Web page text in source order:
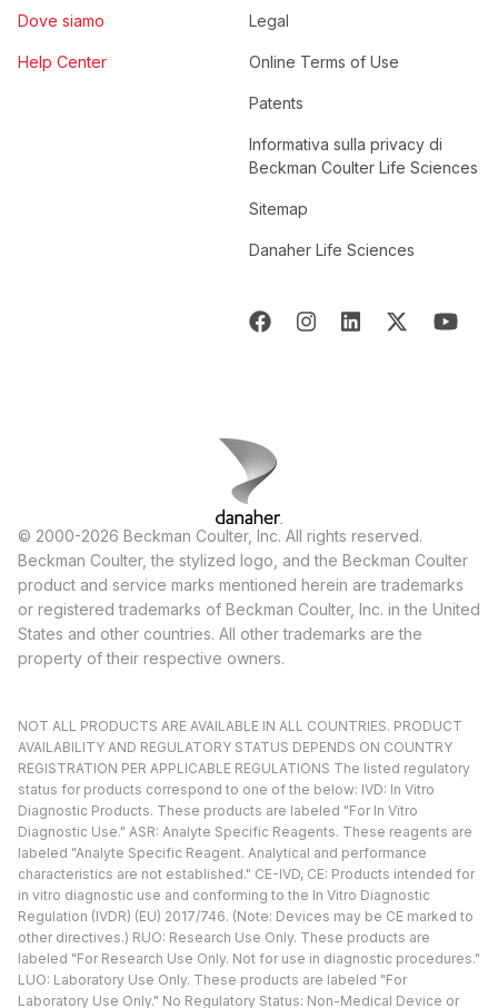
Dove siamo
Help Center
Legal
Online Terms of Use
Patents
Informativa sulla privacy di
Beckman Coulter Life Sciences
Sitemap
Danaher Life Sciences
© 2000-2026 Beckman Coulter, Inc. All rights reserved.
Beckman Coulter, the stylized logo, and the Beckman Coulter
product and service marks mentioned herein are trademarks
or registered trademarks of Beckman Coulter, Inc. in the United
States and other countries. All other trademarks are the
property of their respective owners.
NOT ALL PRODUCTS ARE AVAILABLE IN ALL COUNTRIES. PRODUCT
AVAILABILITY AND REGULATORY STATUS DEPENDS ON COUNTRY
REGISTRATION PER APPLICABLE REGULATIONS The listed regulatory
status for products correspond to one of the below: IVD: In Vitro
Diagnostic Products. These products are labeled "For In Vitro
Diagnostic Use." ASR: Analyte Specific Reagents. These reagents are
labeled "Analyte Specific Reagent. Analytical and performance
characteristics are not established." CE-IVD, CE: Products intended for
in vitro diagnostic use and conforming to the In Vitro Diagnostic
Regulation (IVDR) (EU) 2017/746. (Note: Devices may be CE marked to
other directives.) RUO: Research Use Only. These products are
labeled "For Research Use Only. Not for use in diagnostic procedures."
LUO: Laboratory Use Only. These products are labeled "For
Laboratory Use Only." No Regulatory Status: Non-Medical Device or